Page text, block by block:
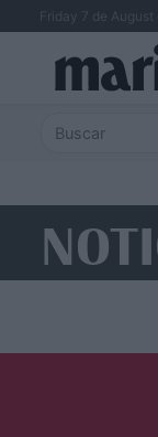
Friday 7 de August